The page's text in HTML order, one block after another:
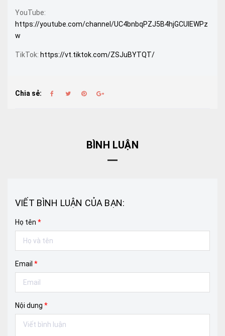
YouTube:
https://youtube.com/channel/UC4bnbqPZJ5B4hjGCUlEWPz
w
TikTok: https://vt.tiktok.com/ZSJuBYTQT/
Chia sẻ:
BÌNH LUẬN
VIẾT BÌNH LUẬN CỦA BẠN:
Họ tên *
Email *
Nội dung *